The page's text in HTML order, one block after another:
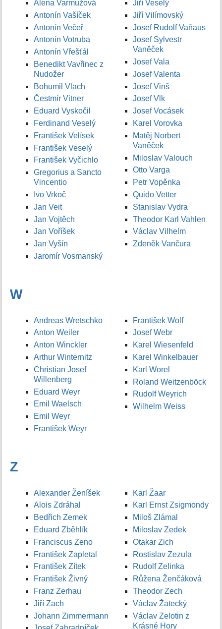
Alena Varmužová
Antonín Vašíček
Antonín Večeř
Antonín Votruba
Antonín Vřešťál
Benedikt Vavřinec z
Nudožer
Bohumil Vlach
Čestmír Vitner
Eduard Vyskočil
Ferdinand Veselý
František Velísek
František Veselý
František Vyčichlo
Gregorius a Sancto
Vincentio
Ivo Vrkoč
Jan Veit
Jan Vojtěch
Jan Voříšek
Jan Vyšín
Jaromír Vosmanský
Jiří Veselý
Jiří Vilímovský
Josef Rudolf Vaňaus
Josef Sylvestr
Vaněček
Josef Vala
Josef Valenta
Josef Vinš
Josef Vlk
Josef Vocásek
Karel Vorovka
Matěj Norbert
Vaněček
Miloslav Valouch
Otto Varga
Petr Vopěnka
Quido Vetter
Stanislav Vydra
Theodor Karl Vahlen
Václav Vilhelm
Zdeněk Vančura
W
Andreas Wretschko
Anton Weiler
Anton Winckler
Arthur Winternitz
Christian Josef
Willenberg
Eduard Weyr
Emil Waelsch
Emil Weyr
František Weyr
František Wolf
Josef Webr
Karel Wiesenfeld
Karel Winkelbauer
Karl Worel
Roland Weitzenböck
Rudolf Weyrich
Wilhelm Weiss
Z
Alexander Ženíšek
Alois Zdráhal
Bedřich Zemek
Eduard Zběhlík
Franciscus Zeno
František Zapletal
František Zítek
František Živný
Franz Zerhau
Jiří Zach
Johann Zimmermann
Karl Žaar
Karl Ernst Zsigmondy
Miloš Zlámal
Miloslav Zedek
Otakar Zich
Rostislav Zezula
Rudolf Zelinka
Růžena Ženčáková
Theodor Zech
Václav Žatecký
Václav Zelotin z
Krásné Hory